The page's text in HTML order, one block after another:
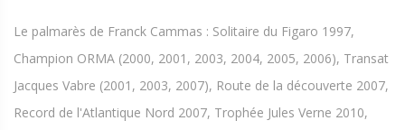
Le palmarès de Franck Cammas : Solitaire du Figaro 1997,
Champion ORMA (2000, 2001, 2003, 2004, 2005, 2006), Transat
Jacques Vabre (2001, 2003, 2007), Route de la découverte 2007,
Record de l'Atlantique Nord 2007, Trophée Jules Verne 2010,